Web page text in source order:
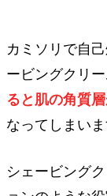
カミソリで自
ービングクリー
ると肌の角質
なってしまいま
シェービング